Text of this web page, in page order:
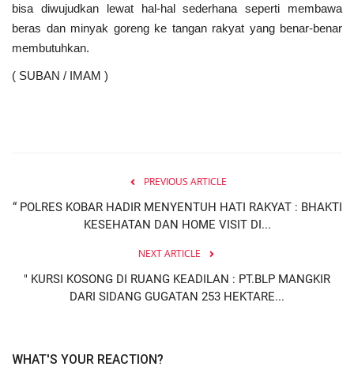
bisa diwujudkan lewat hal-hal sederhana seperti membawa
beras dan minyak goreng ke tangan rakyat yang benar-benar
membutuhkan.
( SUBAN / IMAM )
PREVIOUS ARTICLE
“ POLRES KOBAR HADIR MENYENTUH HATI RAKYAT : BHAKTI
KESEHATAN DAN HOME VISIT DI...
NEXT ARTICLE
" KURSI KOSONG DI RUANG KEADILAN : PT.BLP MANGKIR
DARI SIDANG GUGATAN 253 HEKTARE...
WHAT'S YOUR REACTION?